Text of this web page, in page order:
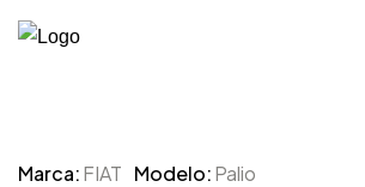
Marca:FIAT Modelo:Palio